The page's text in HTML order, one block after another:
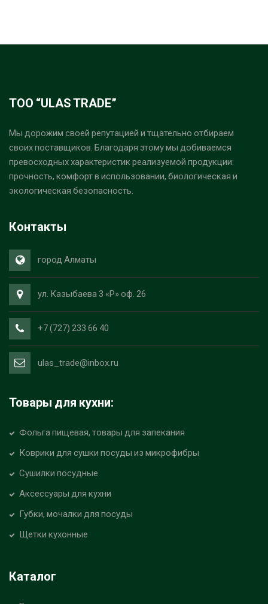
ТОО “ULAS TRADE”
Мы дорожим своей репутацией и тщательно отбираем
своих поставщиков. Благодаря этому мы добиваемся
превосходных характеристик реализуемой продукции:
прочность, комфорт в использовании, биологическая и
экологическая безопасность.
Контакты
город Алматы
ул. Казыбаева 3 «Р» оф. 26
+7 (727) 233 66 40
ulas_trade@inbox.ru
Товары для кухни:
Фольга пищевая, товары для запекания
Коврики для сушки посуды из микрофибры
Сушилки посудные
Аксессуары для кухни
Губки, мочалки для посуды
Щетки кухонные
Каталог